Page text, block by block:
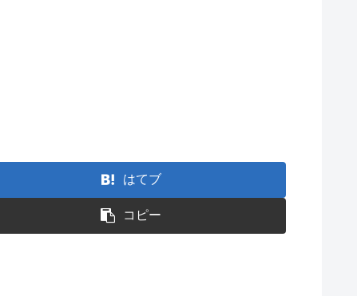
はてブ
コピー